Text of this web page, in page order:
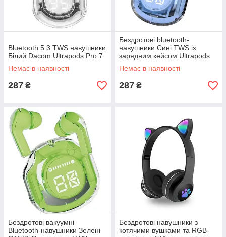
Bluetooth 5.3 TWS навушники
Білий Dacom Ultrapods Pro 7
Немає в наявності
287 ₴
Бездротові bluetooth-
навушники Сині TWS із
зарядним кейсом Ultrapods
Pro V5.3
Немає в наявності
287 ₴
Бездротові вакуумні
Bluetooth-навушники Зелені
Бездротові навушники з
котячими вушками та RGB-